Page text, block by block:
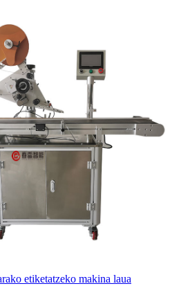
etiketatzeko makina laua